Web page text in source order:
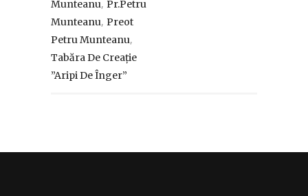
Munteanu, Pr.Petru
Munteanu, Preot
Petru Munteanu,
Tabăra De Creație
”Aripi De Înger”